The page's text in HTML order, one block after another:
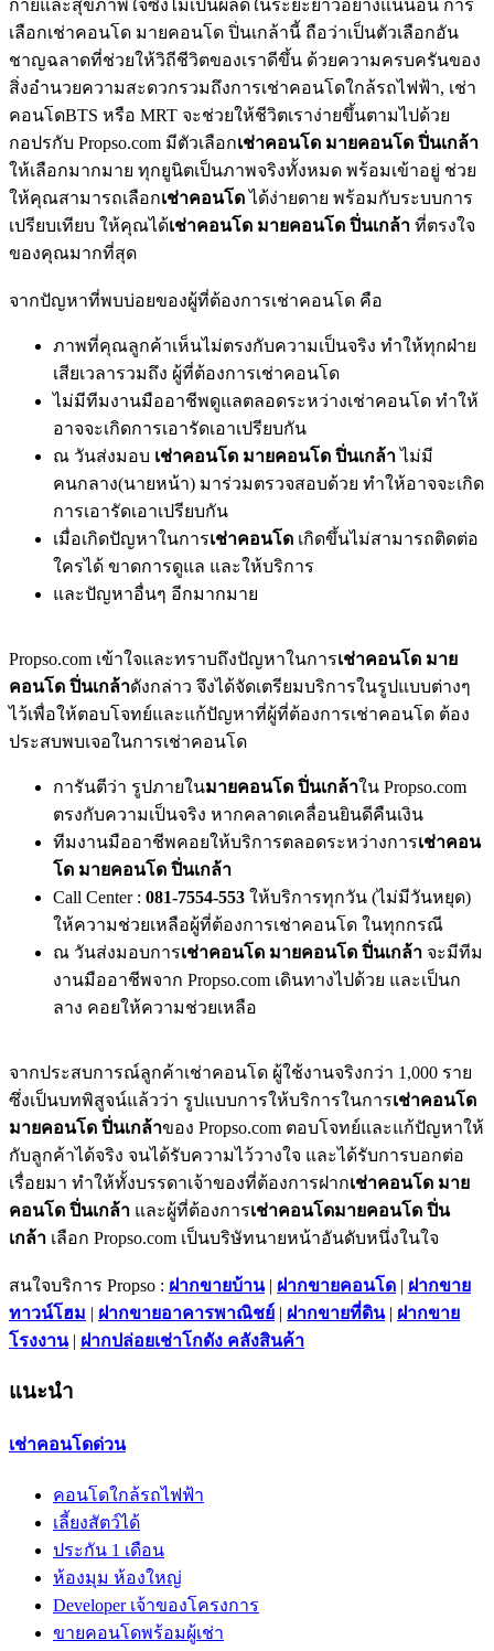
กายและสุขภาพใจซึ่งไม่เป็นผลดีในระยะยาวอย่างแน่นอน การ
เลือกเช่าคอนโด มายคอนโด ปิ่นเกล้านี้ ถือว่าเป็นตัวเลือกอัน
ชาญฉลาดที่ช่วยให้วิถีชีวิตของเราดีขึ้น ด้วยความครบครันของ
สิ่งอำนวยความสะดวกรวมถึงการเช่าคอนโดใกล้รถไฟฟ้า, เช่า
คอนโดBTS หรือ MRT จะช่วยให้ชีวิตเราง่ายขึ้นตามไปด้วย
กอปรกับ Propso.com มีตัวเลือกเช่าคอนโด มายคอนโด ปิ่นเกล้า
ให้เลือกมากมาย ทุกยูนิตเป็นภาพจริงทั้งหมด พร้อมเข้าอยู่ ช่วย
ให้คุณสามารถเลือกเช่าคอนโดได้ง่ายดาย พร้อมกับระบบการ
เปรียบเทียบ ให้คุณได้เช่าคอนโด มายคอนโด ปิ่นเกล้า ที่ตรงใจ
ของคุณมากที่สุด
จากปัญหาที่พบบ่อยของผู้ที่ต้องการเช่าคอนโด คือ
ภาพที่คุณลูกค้าเห็นไม่ตรงกับความเป็นจริง ทำให้ทุกฝ่าย
เสียเวลารวมถึง ผู้ที่ต้องการเช่าคอนโด
ไม่มีทีมงานมืออาชีพดูแลตลอดระหว่างเช่าคอนโด ทำให้
อาจจะเกิดการเอารัดเอาเปรียบกัน
ณ วันส่งมอบ เช่าคอนโด มายคอนโด ปิ่นเกล้าไม่มี
คนกลาง(นายหน้า) มาร่วมตรวจสอบด้วย ทำให้อาจจะเกิด
การเอารัดเอาเปรียบกัน
เมื่อเกิดปัญหาในการเช่าคอนโด เกิดขึ้นไม่สามารถติดต่อ
ใครได้ ขาดการดูแล และให้บริการ
และปัญหาอื่นๆ อีกมากมาย
Propso.com เข้าใจและทราบถึงปัญหาในการเช่าคอนโด มาย
คอนโด ปิ่นเกล้าดังกล่าว จึงได้จัดเตรียมบริการในรูปแบบต่างๆ
ไว้เพื่อให้ตอบโจทย์และแก้ปัญหาที่ผู้ที่ต้องการเช่าคอนโด ต้อง
ประสบพบเจอในการเช่าคอนโด
การันตีว่า รูปภายในมายคอนโด ปิ่นเกล้าใน Propso.com
ตรงกับความเป็นจริง หากคลาดเคลื่อนยินดีคืนเงิน
ทีมงานมืออาชีพคอยให้บริการตลอดระหว่างการเช่าคอน
โด มายคอนโด ปิ่นเกล้า
Call Center : 081-7554-553 ให้บริการทุกวัน (ไม่มีวันหยุด)
ให้ความช่วยเหลือผู้ที่ต้องการเช่าคอนโด ในทุกกรณี
ณ วันส่งมอบการเช่าคอนโด มายคอนโด ปิ่นเกล้า จะมีทีม
งานมืออาชีพจาก Propso.com เดินทางไปด้วย และเป็นก
ลาง คอยให้ความช่วยเหลือ
จากประสบการณ์ลูกค้าเช่าคอนโด ผู้ใช้งานจริงกว่า 1,000 ราย
ซึ่งเป็นบทพิสูจน์แล้วว่า รูปแบบการให้บริการในการเช่าคอนโด
มายคอนโด ปิ่นเกล้าของ Propso.com ตอบโจทย์และแก้ปัญหาให้
กับลูกค้าได้จริง จนได้รับความไว้วางใจ และได้รับการบอกต่อ
เรื่อยมา ทำให้ทั้งบรรดาเจ้าของที่ต้องการฝากเช่าคอนโด มาย
คอนโด ปิ่นเกล้า และผู้ที่ต้องการเช่าคอนโดมายคอนโด ปิ่น
เกล้า เลือก Propso.com เป็นบริษัทนายหน้าอันดับหนึ่งในใจ
สนใจบริการ Propso : ฝากขายบ้าน| ฝากขายคอนโด | ฝากขาย
ทาวน์โฮม | ฝากขายอาคารพาณิชย์ | ฝากขายที่ดิน| ฝากขาย
โรงงาน| ฝากปล่อยเช่าโกดัง คลังสินค้า
แนะนำ
เช่าคอนโดด่วน
คอนโดใกล้รถไฟฟ้า
เลี้ยงสัตว์ได้
ประกัน 1 เดือน
ห้องมุม ห้องใหญ่
Developer เจ้าของโครงการ
ขายคอนโดพร้อมผู้เช่า